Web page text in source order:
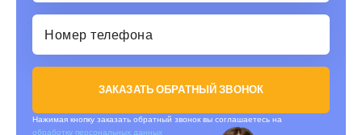
ЗАКАЗАТЬ ОБРАТНЫЙ ЗВОНОК
Нажимая кнопку заказать обратный звонок вы соглашаетесь на
обработку персональных данных